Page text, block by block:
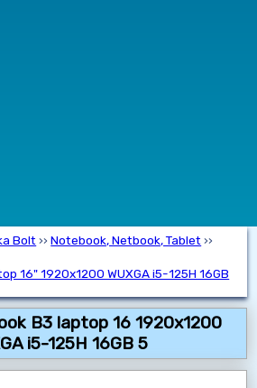
Bolt ››Notebook, Netbook, Tablet ››
16" 1920x1200 WUXGA i5-125H 16GB
B3 laptop 16 1920x1200
i5-125H 16GB 5